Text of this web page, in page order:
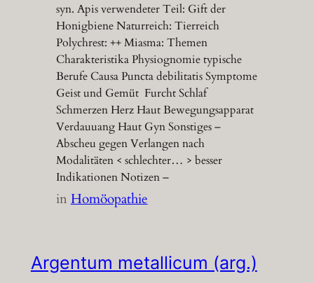
syn. Apis verwendeter Teil: Gift der
Honigbiene Naturreich: Tierreich
Polychrest: ++ Miasma: Themen
Charakteristika Physiognomie typische
Berufe Causa Puncta debilitatis Symptome
Geist und Gemüt Furcht Schlaf
Schmerzen Herz Haut Bewegungsapparat
Verdauuang Haut Gyn Sonstiges –
Abscheu gegen Verlangen nach
Modalitäten < schlechter… > besser
Indikationen Notizen –
inHomöopathie
Argentum metallicum (arg.)